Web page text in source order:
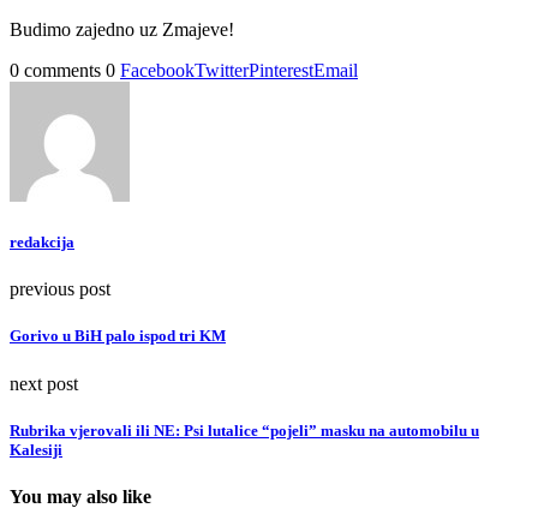
Budimo zajedno uz Zmajeve!
0 comments 0 FacebookTwitterPinterestEmail
redakcija
previous post
Gorivo u BiH palo ispod tri KM
next post
Rubrika vjerovali ili NE: Psi lutalice “pojeli” masku na automobilu u
Kalesiji
You may also like